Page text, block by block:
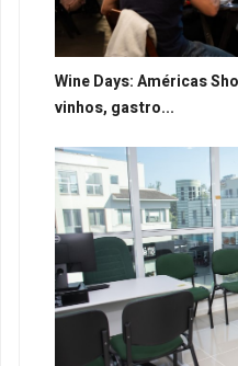
Wine Days: Américas
vinhos, gastro...